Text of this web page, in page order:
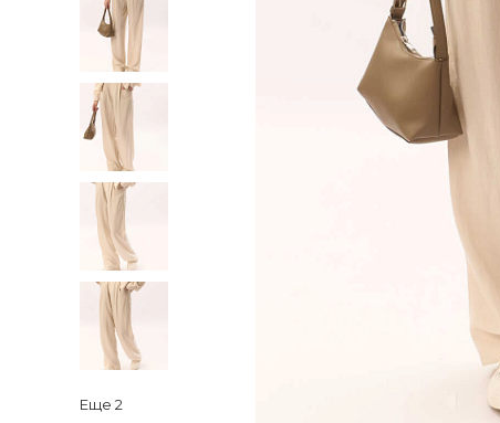
Еще 2